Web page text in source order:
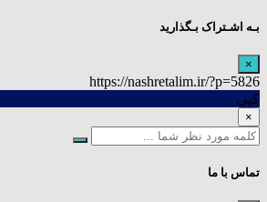
بـه اشـتراک بـگذارید
×
https://nashretalim.ir/?p=5826
کپی
×
تماس با ما